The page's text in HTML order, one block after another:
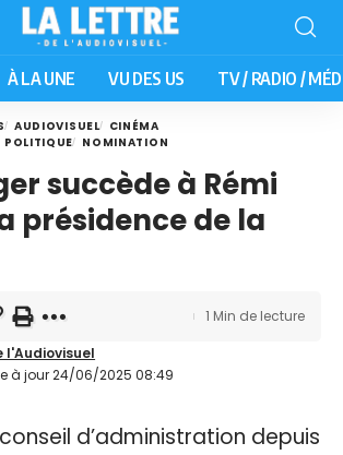
À LA UNE VU DES US TV / RADIO /
AUDIOVISUEL
CINÉMA
NOMINATION
succède à Rémi
présidence de la
à jour 24/06/2025 08:49
l'Audiovisuel
1 Min de lecture
d’administration depuis